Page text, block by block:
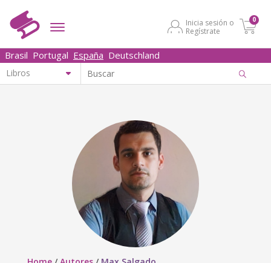
Inicia sesión o
Regístrate
0
Brasil Portugal España Deutschland